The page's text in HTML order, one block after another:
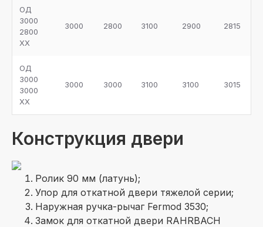
ОД
3000
2800
ХХ
3000 2800 3100 2900 2815
ОД
3000
3000
ХХ
3000 3000 3100 3100 3015
Конструкция двери
Ролик 90 мм (латунь);
Упор для откатной двери тяжелой серии;
Наружная ручка-рычаг Fermod 3530;
Замок для откатной двери RAHRBACH